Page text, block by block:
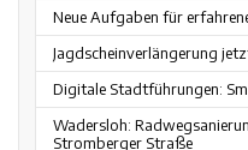
Neue Aufgaben für
Jagdscheinverlängerung
Digitale Stadtführungen:
Wadersloh:
Stromberger Straße